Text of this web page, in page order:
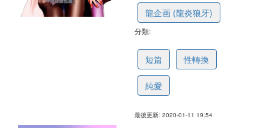
龍企画 (龍炎狼牙)
分類:
短篇 性轉換
純愛
最後更新: 2020-01-11 19:54